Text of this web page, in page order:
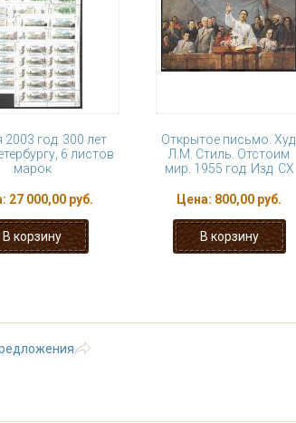
2003 год. 300 лет
6 листов
марок
27 000,00 руб.
Открытое письмо. Худ.
Л.М. Стиль. Отстоим
мир. 1955 год. Изд. СХ
Цена: 800,00 руб.